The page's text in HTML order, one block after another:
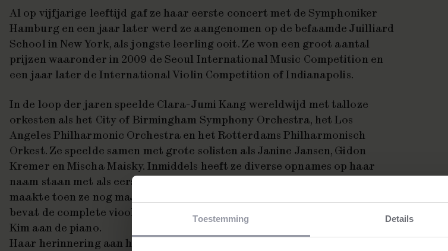
Toestemming Details
Al op vijfjarige leeftijd gaf ze haar eerste concert met de Symphoniker
Hamburg en een jaar later werd ze aangenomen op de befaamde Juilliard
School in New York, als jongste leerling ooit. Ze won een groot aantal
prijzen waaronder in 2009 de Seoul International Music Competition en
een jaar later de International Violin Competition of Indianapolis.
In de loop der jaren speelde Clara-Jumi Kang wereldwijd met talloze
orkesten als het City of Birmingham Symphony Orchestra, het Los
Angeles Philharmonic Orchestra en het Rotterdams Philharmonisch
Orkest. Ze speelde samen met grote solisten als Janine Jansen, Gidon
Kremer en Mischa Maisky. Inmiddels heeft ze diverse opnames op haar
naam staan met als eerste een cd van Beethovens Tripelconcert die ze
maakte toen ze nog maar negen jaar oud was. Haar meest recente cd
bevat de complete vioolsonates van dezelfde componist met Sunwook
Kim aan de piano.
Haar herinnering aan het vioolconcours in Indianapolis: